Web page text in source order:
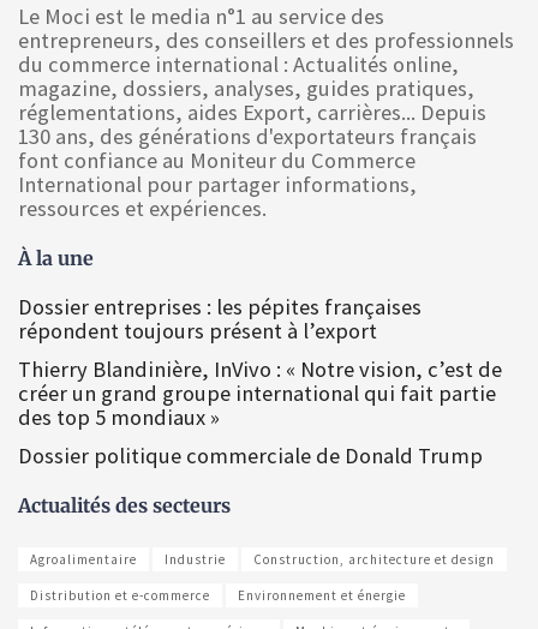
Le Moci est le media n°1 au service des
entrepreneurs, des conseillers et des professionnels
du commerce international : Actualités online,
magazine, dossiers, analyses, guides pratiques,
réglementations, aides Export, carrières... Depuis
130 ans, des générations d'exportateurs français
font confiance au Moniteur du Commerce
International pour partager informations,
ressources et expériences.
À la une
Dossier entreprises : les pépites françaises
répondent toujours présent à l’export
Thierry Blandinière, InVivo : « Notre vision, c’est de
créer un grand groupe international qui fait partie
des top 5 mondiaux »
Dossier politique commerciale de Donald Trump
Actualités des secteurs
Agroalimentaire Industrie Construction, architecture et design
Distribution et e-commerce Environnement et énergie